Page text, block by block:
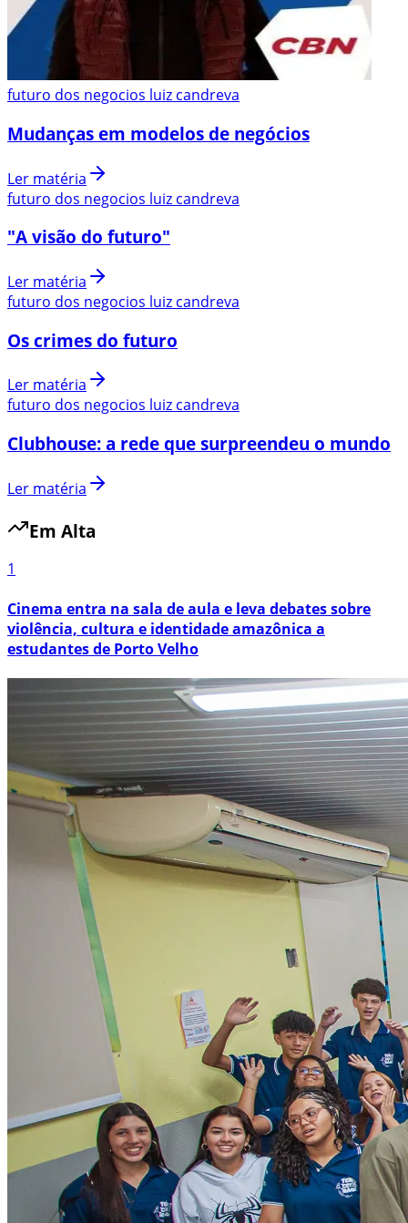
futuro dos negocios luiz candreva
Mudanças em modelos de negócios
Ler matéria
futuro dos negocios luiz candreva
"A visão do futuro"
Ler matéria
futuro dos negocios luiz candreva
Os crimes do futuro
Ler matéria
futuro dos negocios luiz candreva
Clubhouse: a rede que surpreendeu o mundo
Ler matéria
Em Alta
1
Cinema entra na sala de aula e leva debates sobre
violência, cultura e identidade amazônica a
estudantes de Porto Velho